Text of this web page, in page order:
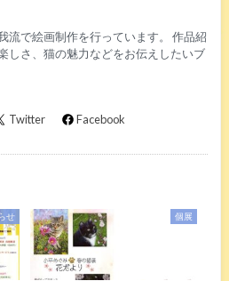
流で絵画制作を行っています。 作品紹
しさ、猫の魅力などをお伝えしたいブ
Twitter Facebook
せ 個展